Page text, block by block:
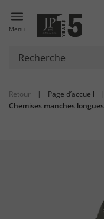
Menu
Retour | Page d’accueil |
Chemises manches longues